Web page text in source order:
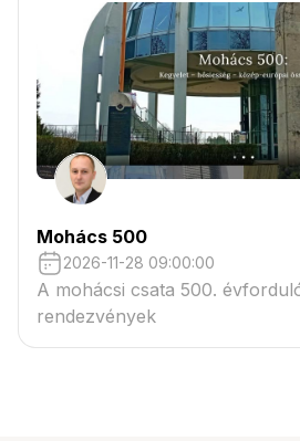
Mohács 500
2026-11-28 09:00:00
A mohácsi csata 500.
rendezvények